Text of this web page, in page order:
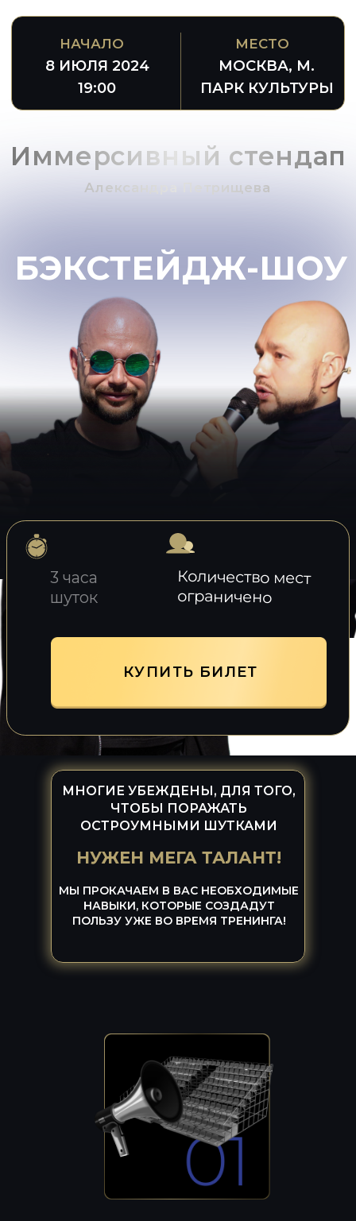
БЭКСТЕЙДЖ-ШОУ
8 ИЮЛЯ 2024
19:00
МЕСТО
ПАРК КУЛЬТУРЫ
Иммерсивный стендап
3 часа
шуток
Количество мест
ограничено
МНОГИЕ УБЕЖДЕНЫ, ДЛЯ ТОГО,
ЧТОБЫ ПОРАЖАТЬ
ОСТРОУМНЫМИ ШУТКАМИ
МЫ ПРОКАЧАЕМ В ВАС НЕОБХОДИМЫЕ
НАВЫКИ, КОТОРЫЕ СОЗДАДУТ
ПОЛЬЗУ УЖЕ ВО ВРЕМЯ ТРЕНИНГА!
НУЖЕН МЕГА ТАЛАНТ!
развлекательного шоу, где вы не
просто зритель, вы сами станете
стендап комиком и сможете
шуток от себя и других участников!
Уникальная возможность побывать в
закулисье подготовки выступлений и
попробовать себя в роли шоумена,
ведущего или стендап-комика.